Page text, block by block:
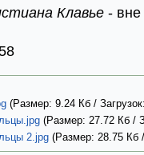
Клавье - вне
(Размер: 9.24 Кб /
(Размер: 27.72 Кб /
2.jpg(Размер: 28.75 Кб /